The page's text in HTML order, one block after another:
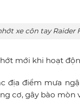
xe côn tay Raider
mới khi hoạt
địa điểm mưa
cơ, gây bào mòn